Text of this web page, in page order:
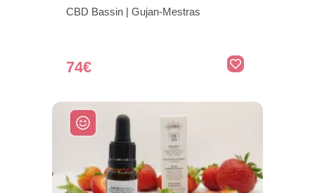
CBD Bassin | Gujan-Mestras
74€